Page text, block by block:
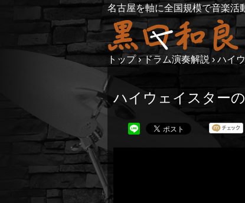
名古屋を軸に全国規模で音楽活
トップ › ドラム演奏解説 › ハイ
ハイウェイスター